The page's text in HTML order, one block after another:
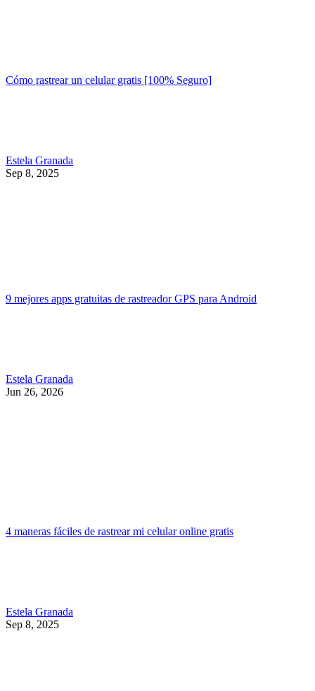
Cómo rastrear un celular gratis [100% Seguro]
Estela Granada
Sep 8, 2025
9 mejores apps gratuitas de rastreador GPS para Android
Estela Granada
Jun 26, 2026
4 maneras fáciles de rastrear mi celular online gratis
Estela Granada
Sep 8, 2025